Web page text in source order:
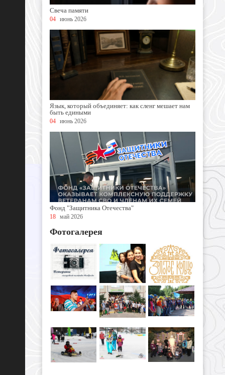
Свеча памяти
04 июнь 2026
Язык, который объединяет: как сленг мешает нам
быть едиными
04 июнь 2026
Фонд "Защитника Отечества"
18 май 2026
Фотогалерея